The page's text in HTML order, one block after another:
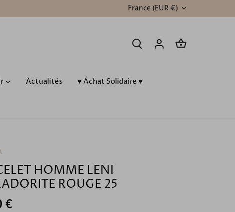
DEVISE
France (EUR €)
Actualités ♥️ Achat Solidaire ♥️
HOMME LENI
ROUGE 25
€